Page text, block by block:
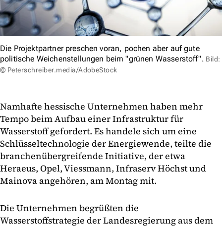
Die Projektpartner preschen voran, pochen aber auf gute
politische Weichenstellungen beim "grünen Wasserstoff". Bild:
© Peterschreiber.media/AdobeStock
Namhafte hessische Unternehmen haben mehr
Tempo beim Aufbau einer Infrastruktur für
Wasserstoff gefordert. Es handele sich um eine
Schlüsseltechnologie der Energiewende, teilte die
branchenübergreifende Initiative, der etwa
Heraeus, Opel, Viessmann, Infraserv Höchst und
Mainova angehören, am Montag mit.
Die Unternehmen begrüßten die
Wasserstoffstrategie der Landesregierung aus dem